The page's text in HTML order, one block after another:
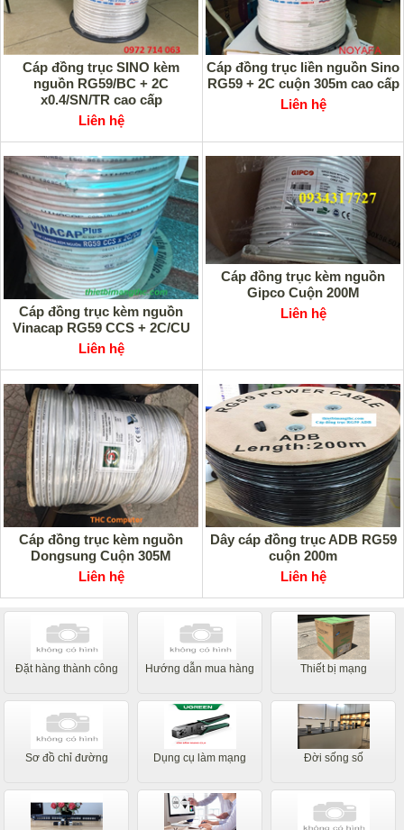
Cáp đồng trục SINO kèm
nguồn RG59/BC + 2C
x0.4/SN/TR cao cấp
Liên hệ
Cáp đồng trục liền nguồn Sino
RG59 + 2C cuộn 305m cao cấp
Liên hệ
Cáp đồng trục kèm nguồn
Vinacap RG59 CCS + 2C/CU
Liên hệ
Cáp đồng trục kèm nguồn
Gipco Cuộn 200M
Liên hệ
Cáp đồng trục kèm nguồn
Dongsung Cuộn 305M
Liên hệ
Dây cáp đồng trục ADB RG59
cuộn 200m
Liên hệ
Đặt hàng thành công Hướng dẫn mua hàng Thiết bị mạng
Sơ đồ chỉ đường Dụng cụ làm mạng Đời sống số